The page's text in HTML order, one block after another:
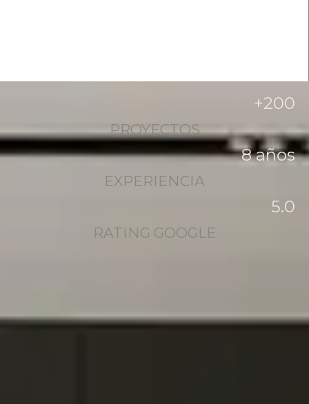
PROYECTOS
+200
EXPERIENCIA
8 años
RATING GOOGLE
5.0